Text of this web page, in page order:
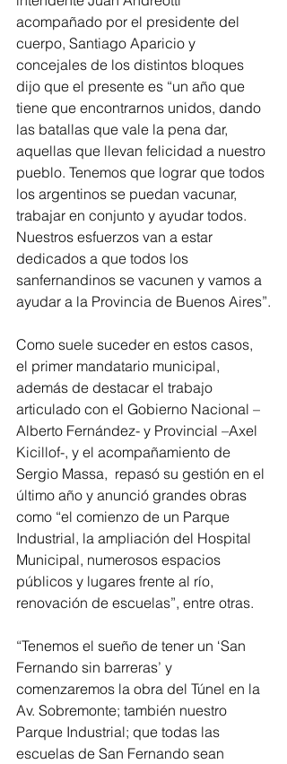
acompañado por el presidente del
cuerpo, Santiago Aparicio y
concejales de los distintos bloques
dijo que el presente es “un año que
tiene que encontrarnos unidos, dando
las batallas que vale la pena dar,
aquellas que llevan felicidad a nuestro
pueblo. Tenemos que lograr que todos
los argentinos se puedan vacunar,
trabajar en conjunto y ayudar todos.
Nuestros esfuerzos van a estar
dedicados a que todos los
sanfernandinos se vacunen y vamos a
ayudar a la Provincia de Buenos Aires”.
Como suele suceder en estos casos,
el primer mandatario municipal,
además de destacar el trabajo
articulado con el Gobierno Nacional –
Alberto Fernández- y Provincial –Axel
Kicillof-, y el acompañamiento de
Sergio Massa,  repasó su gestión en el
último año y anunció grandes obras
como “el comienzo de un Parque
Industrial, la ampliación del Hospital
Municipal, numerosos espacios
públicos y lugares frente al río,
renovación de escuelas”, entre otras.
“Tenemos el sueño de tener un ‘San
Fernando sin barreras’ y
comenzaremos la obra del Túnel en la
Av. Sobremonte; también nuestro
Parque Industrial; que todas las
escuelas de San Fernando sean